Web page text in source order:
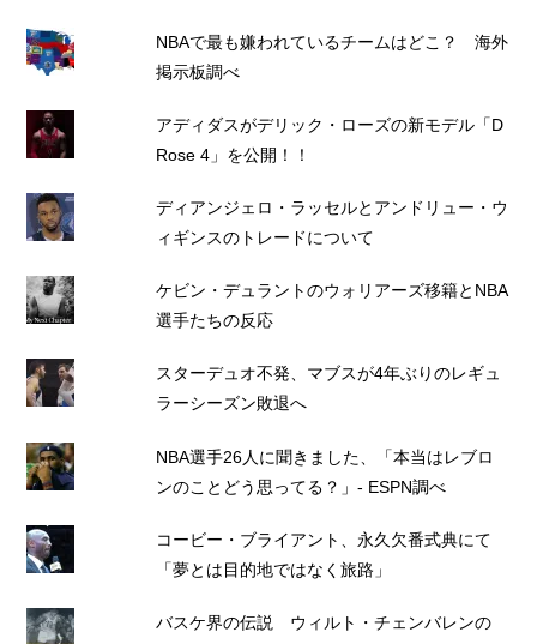
NBAで最も嫌われているチームはどこ？ 海外
掲示板調べ
アディダスがデリック・ローズの新モデル「D
Rose 4」を公開！！
ディアンジェロ・ラッセルとアンドリュー・ウ
ィギンスのトレードについて
ケビン・デュラントのウォリアーズ移籍とNBA
選手たちの反応
スターデュオ不発、マブスが4年ぶりのレギュ
ラーシーズン敗退へ
NBA選手26人に聞きました、「本当はレブロ
ンのことどう思ってる？」- ESPN調べ
コービー・ブライアント、永久欠番式典にて
「夢とは目的地ではなく旅路」
バスケ界の伝説 ウィルト・チェンバレンの